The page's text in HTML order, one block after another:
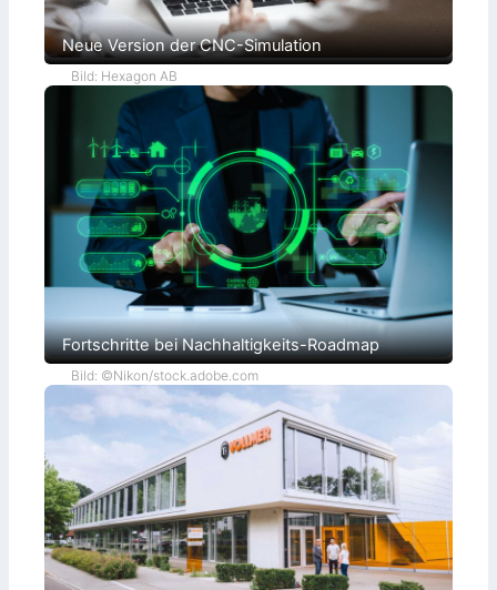
Neue Version der CNC-Simulation
Bild: Hexagon AB
Fortschritte bei Nachhaltigkeits-Roadmap
Bild: ©Nikon/stock.adobe.com